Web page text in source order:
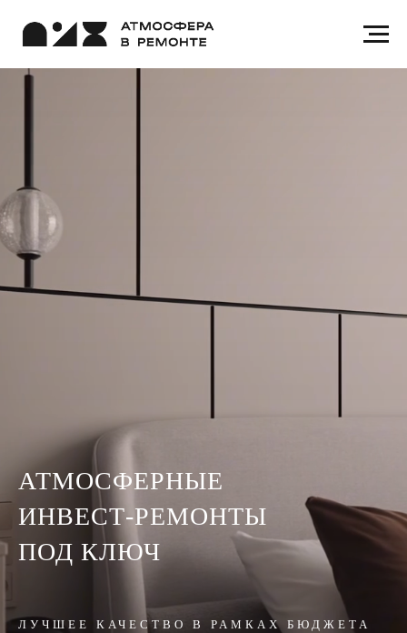
АТМОСФЕРНЫЕ
ИНВЕСТ-РЕМОНТЫ
ПОД КЛЮЧ
ЛУЧШЕЕ КАЧЕСТВО В РАМКАХ БЮДЖЕТА